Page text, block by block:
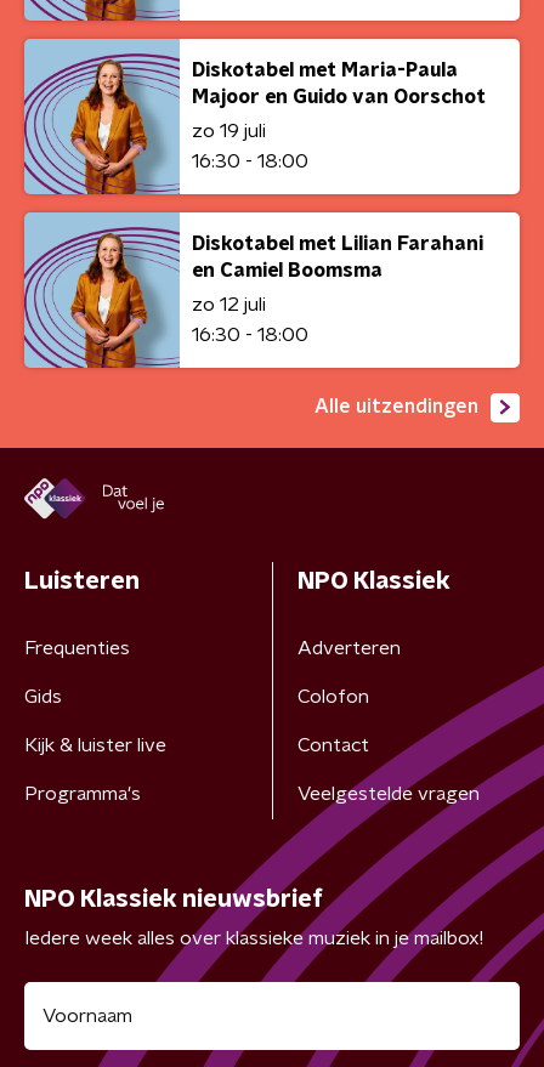
Diskotabel met Maria-Paula
Majoor en Guido van Oorschot
zo 19 juli
16:30 - 18:00
Diskotabel met Lilian Farahani
en Camiel Boomsma
zo 12 juli
16:30 - 18:00
Alle uitzendingen
Luisteren
Frequenties
Gids
Kijk & luister live
Programma's
NPO Klassiek
Adverteren
Colofon
Contact
Veelgestelde vragen
NPO Klassiek nieuwsbrief
Iedere week alles over klassieke muziek in je mailbox!